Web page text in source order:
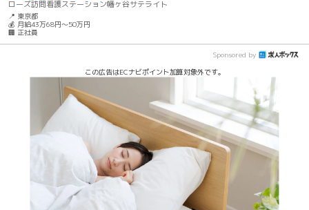
ローズ訪問看護ステーション幡ヶ谷サテライト
📍 東京都
💰 月給43万68円～50万円
🏢 正社員
Sponsored by
この広告はECナビポイント加算対象外です。